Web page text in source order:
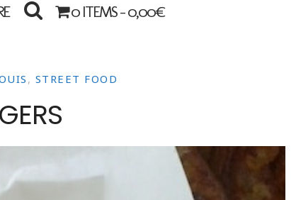
0 ITEMS -0,00€
, STREET FOOD